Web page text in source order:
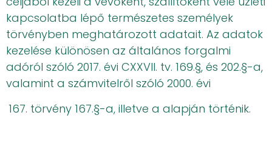
kapcsolatba lépő természetes személyek
törvényben meghatározott adatait. Az adatok
kezelése különösen az általános forgalmi
adóról szóló 2017. évi CXXVII. tv. 169.§, és 202.§-a,
valamint a számvitelről szóló 2000. évi
törvény 167.§-a, illetve a alapján történik.